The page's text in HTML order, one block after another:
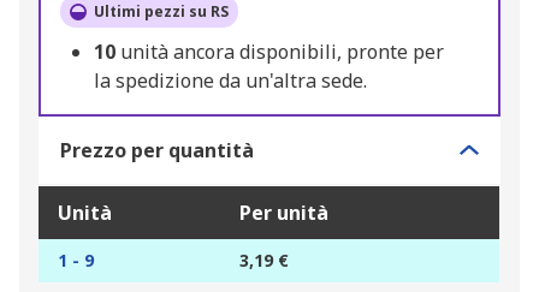
Ultimi pezzi su RS
10 unità ancora disponibili, pronte per
la spedizione da un'altra sede.
Prezzo per quantità
Unità Per unità
1 - 9
3,19 €